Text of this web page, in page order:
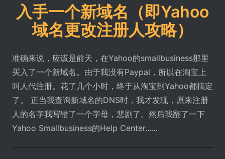
入手一个新域名（即Yahoo
域名更改注册人攻略）
准确来说，应该是前天，在Yahoo的smallbusiness那里
买入了一个新域名。由于我没有Paypal，所以在淘宝上
叫人代注册。花了几个小时，终于从淘宝到Yahoo都搞定
了。 正当我查询新域名的DNS时，我才发现，原来注册
人的名字我写错了一个字母，悲剧了。然后我翻了一下
Yahoo Smallbusiness的Help Center......